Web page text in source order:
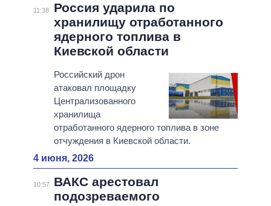
11:38
Россия ударила по
хранилищу отработанного
ядерного топлива в
Киевской области
Российский дрон
атаковал площадку
Централизованного
хранилища
отработанного ядерного топлива в зоне
отчуждения в Киевской области.
4 июня, 2026
10:57
ВАКС арестовал
подозреваемого